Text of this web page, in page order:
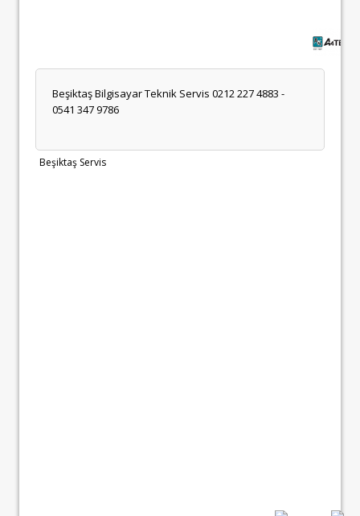
Beşiktaş Bilgisayar Teknik Servis 0212 227 4883 -
0541 347 9786
Beşiktaş Servis